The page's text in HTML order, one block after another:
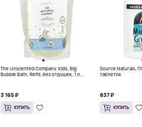
The Unscented Company, Kids, Big
Bubble Bath, Refill, без отдушек, 1 л
3 165 ₽
КУПИТЬ
Source Naturals,
таблеток
837 ₽
КУПИТЬ